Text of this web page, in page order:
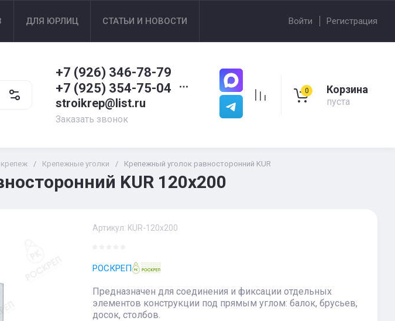
ДЛЯ ЮРЛИЦ СТАТЬИ И НОВОСТИ Войти Регистрация
+7 (926) 346-78-79
+7 (925) 354-75-04
stroikrep@list.ru
Заказать звонок
0 Корзина
пуста
/ Крепежные уголки / Крепежный уголок равносторонний KUR
KUR 120х200
Артикул: KUR-120х200
РОСКРЕП
Предназначен для соединения и фиксации отдельных
элементов конструкции под прямым углом: балок, брусьев,
досок, столбов.